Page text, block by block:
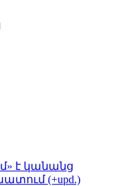
է կանանց
(+upd.)